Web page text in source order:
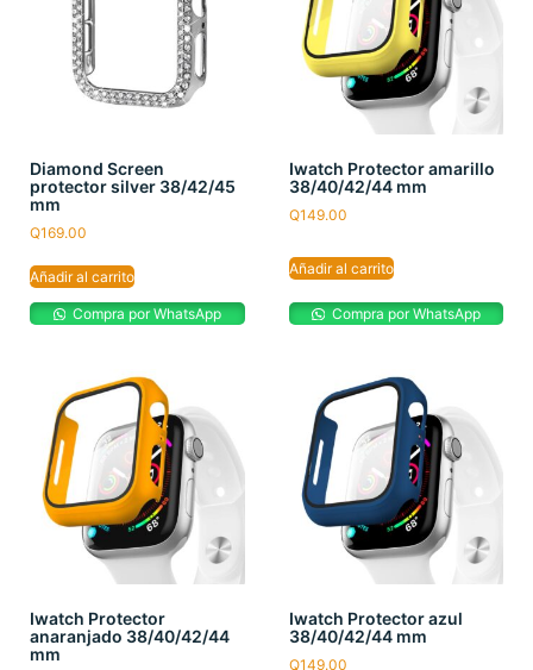
Diamond Screen
protector silver 38/42/45
mm
Q169.00
Añadir al carrito
Compra por WhatsApp
Iwatch Protector amarillo
38/40/42/44 mm
Q149.00
Añadir al carrito
Compra por WhatsApp
Iwatch Protector
anaranjado 38/40/42/44
mm
Iwatch Protector azul
38/40/42/44 mm
Q149.00